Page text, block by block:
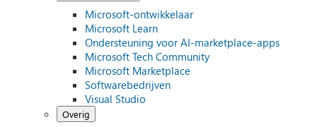
Microsoft-ontwikkelaar
Microsoft Learn
Ondersteuning voor AI-marketplace-apps
Microsoft Tech Community
Microsoft Marketplace
Softwarebedrijven
Visual Studio
Overig